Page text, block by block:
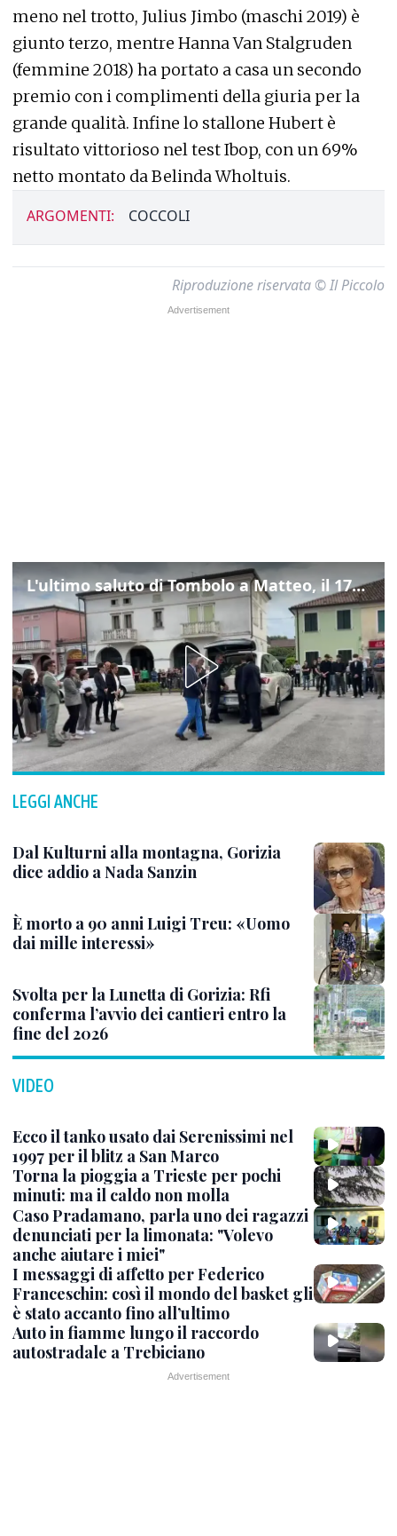
meno nel trotto, Julius Jimbo (maschi 2019) è
giunto terzo, mentre Hanna Van Stalgruden
(femmine 2018) ha portato a casa un secondo
premio con i complimenti della giuria per la
grande qualità. Infine lo stallone Hubert è
risultato vittorioso nel test Ibop, con un 69%
netto montato da Belinda Wholtuis.
ARGOMENTI: COCCOLI
Riproduzione riservata © Il Piccolo
L'ultimo saluto di Tombolo a Matteo, il 17enne morto di tumore. Il video
LEGGI ANCHE
Dal Kulturni alla montagna, Gorizia
dice addio a Nada Sanzin
È morto a 90 anni Luigi Treu: «Uomo
dai mille interessi»
Svolta per la Lunetta di Gorizia: Rfi
conferma l’avvio dei cantieri entro la
fine del 2026
VIDEO
Ecco il tanko usato dai Serenissimi nel
1997 per il blitz a San Marco
Torna la pioggia a Trieste per pochi
minuti: ma il caldo non molla
Caso Pradamano, parla uno dei ragazzi
denunciati per la limonata: "Volevo
anche aiutare i miei"
I messaggi di affetto per Federico
Franceschin: così il mondo del basket gli
è stato accanto fino all’ultimo
Auto in fiamme lungo il raccordo
autostradale a Trebiciano